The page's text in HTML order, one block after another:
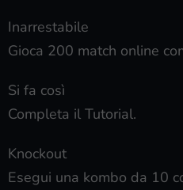
Inarrestabile
Gioca 200 match online
Si fa così
Completa il Tutorial.
Knockout
Esegui una kombo da 10